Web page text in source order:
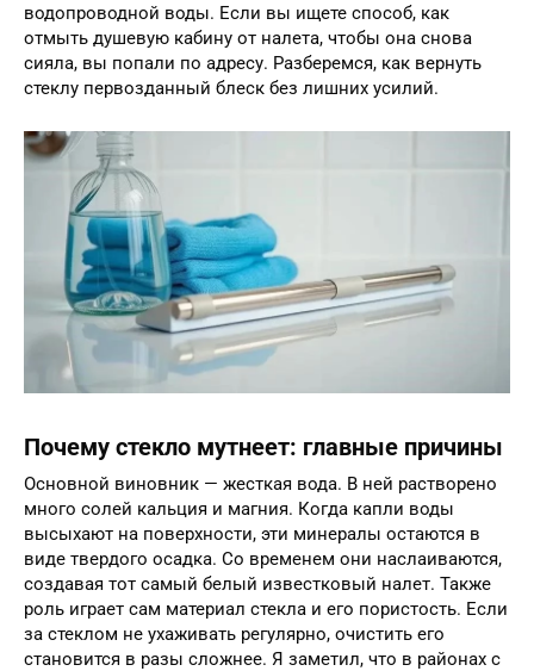
водопроводной воды. Если вы ищете способ, как
отмыть душевую кабину от налета, чтобы она снова
сияла, вы попали по адресу. Разберемся, как вернуть
стеклу первозданный блеск без лишних усилий.
Почему стекло мутнеет: главные причины
Основной виновник — жесткая вода. В ней растворено
много солей кальция и магния. Когда капли воды
высыхают на поверхности, эти минералы остаются в
виде твердого осадка. Со временем они наслаиваются,
создавая тот самый белый известковый налет. Также
роль играет сам материал стекла и его пористость. Если
за стеклом не ухаживать регулярно, очистить его
становится в разы сложнее. Я заметил, что в районах с